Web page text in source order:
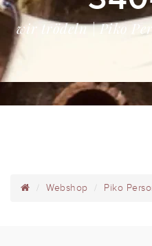
wir trödeln | Piko
Webshop Piko